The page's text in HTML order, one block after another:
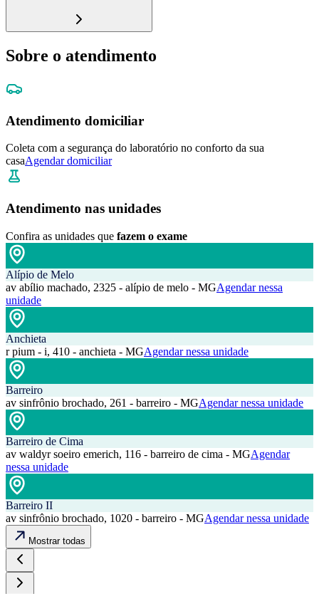
Sobre o atendimento
Atendimento domiciliar
Coleta com a segurança do laboratório no conforto da sua
casaAgendar domiciliar
Atendimento nas unidades
Confira as unidades que fazem o exame
Alípio de Melo
av abílio machado, 2325 - alípio de melo - MGAgendar nessa
unidade
Anchieta
r pium - i, 410 - anchieta - MGAgendar nessa unidade
Barreiro
av sinfrônio brochado, 261 - barreiro - MGAgendar nessa unidade
Barreiro de Cima
av waldyr soeiro emerich, 116 - barreiro de cima - MGAgendar
nessa unidade
Barreiro II
av sinfrônio brochado, 1020 - barreiro - MGAgendar nessa unidade
Mostrar todas